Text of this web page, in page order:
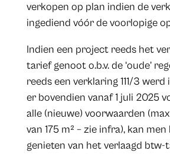
verkopen op plan indien de
ingediend vóór de voorlopige
Indien een project reeds het
tarief genoot o.b.v. de ‘oude’
reeds een verklaring 111/3 werd
er bovendien vanaf 1 juli 2025
alle (nieuwe) voorwaarden
van 175 m² – zie infra), kan men
genieten van het verlaagd btw-